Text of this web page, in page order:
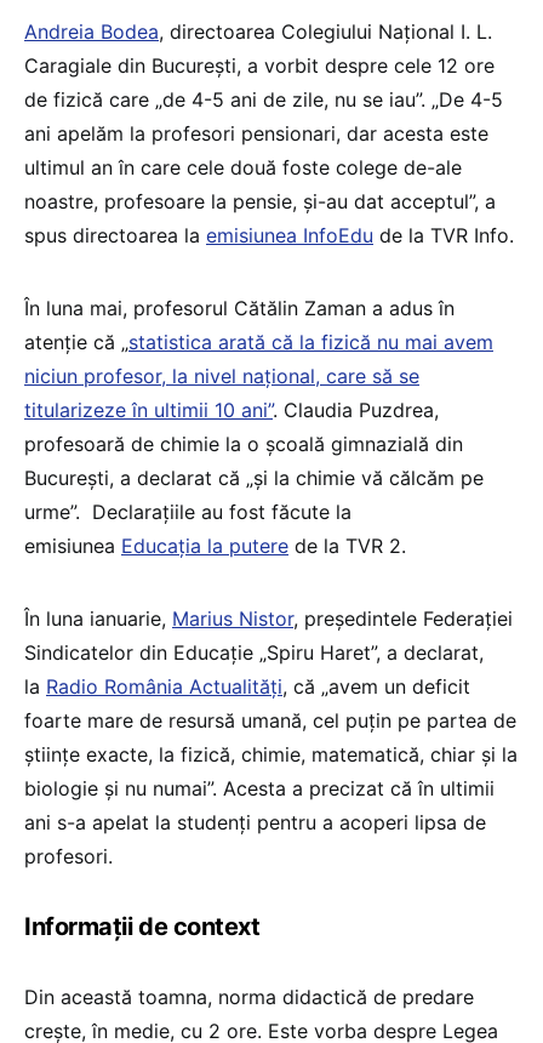
Andreia Bodea, directoarea Colegiului Național I. L.
Caragiale din București, a vorbit despre cele 12 ore
de fizică care „de 4-5 ani de zile, nu se iau”. „De 4-5
ani apelăm la profesori pensionari, dar acesta este
ultimul an în care cele două foste colege de-ale
noastre, profesoare la pensie, și-au dat acceptul”, a
spus directoarea la emisiunea InfoEdu de la TVR Info.
În luna mai, profesorul Cătălin Zaman a adus în
atenție că „statistica arată că la fizică nu mai avem
niciun profesor, la nivel național, care să se
titularizeze în ultimii 10 ani”. Claudia Puzdrea,
profesoară de chimie la o școală gimnazială din
București, a declarat că „și la chimie vă călcăm pe
urme”. Declarațiile au fost făcute la
emisiunea Educația la putere de la TVR 2.
În luna ianuarie, Marius Nistor, președintele Federației
Sindicatelor din Educație „Spiru Haret”, a declarat,
la Radio România Actualități, că „avem un deficit
foarte mare de resursă umană, cel puțin pe partea de
științe exacte, la fizică, chimie, matematică, chiar și la
biologie și nu numai”. Acesta a precizat că în ultimii
ani s-a apelat la studenți pentru a acoperi lipsa de
profesori.
Informații de context
Din această toamna, norma didactică de predare
crește, în medie, cu 2 ore. Este vorba despre Legea